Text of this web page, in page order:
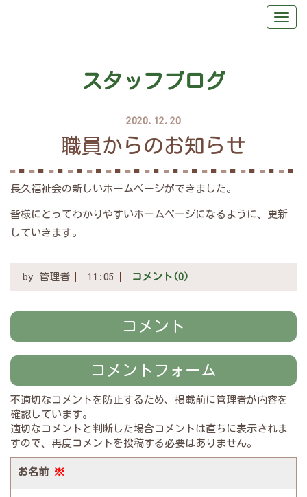
スタッフブログ
2020.12.20
職員からのお知らせ
長久福祉会の新しいホームページができました。
皆様にとってわかりやすいホームページになるように、更新
していきます。
by 管理者 11:05 コメント(0)
コメント
コメントフォーム
不適切なコメントを防止するため、掲載前に管理者が内容を
確認しています。
適切なコメントと判断した場合コメントは直ちに表示されま
すので、再度コメントを投稿する必要はありません。
お名前 ※